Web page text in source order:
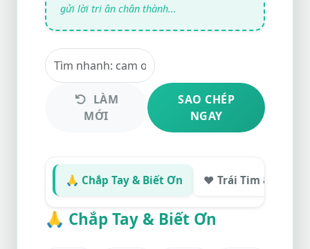
LÀM
MỚI
SAO CHÉP
NGAY
🙏 Chắp Tay & Biết Ơn ❤️ Trái Tim & Tri Ân
🙏 Chắp Tay & Biết Ơn